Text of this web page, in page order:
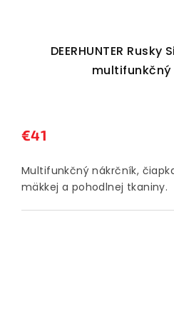
DEERHUNTER
€41
Multifunkčný nákrčník,
mäkkej a pohodlnej tkaniny.